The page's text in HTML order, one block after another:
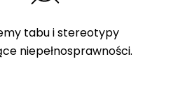
tabu i stereotypy
niepełnosprawności.